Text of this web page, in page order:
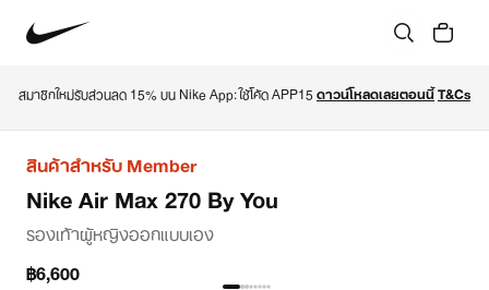
สมาชิกใหม่รับส่วนลด 15% บน Nike App: ใช้โค้ด APP15 ดาวน์โหลดเลยตอนนี้T&Cs
สินค้าสำหรับ Member
Nike Air Max 270 By You
รองเท้าผู้หญิงออกแบบเอง
฿6,600